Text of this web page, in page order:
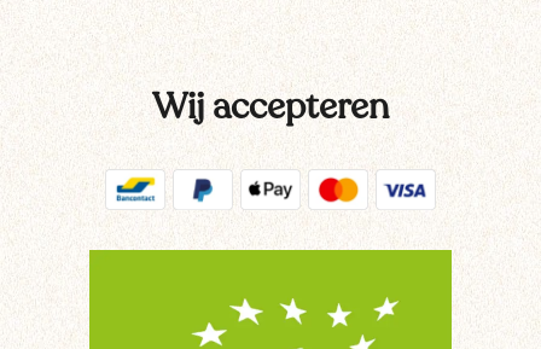
Wij accepteren